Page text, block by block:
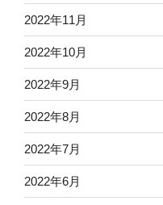
2022年11月
2022年10月
2022年9月
2022年8月
2022年7月
2022年6月